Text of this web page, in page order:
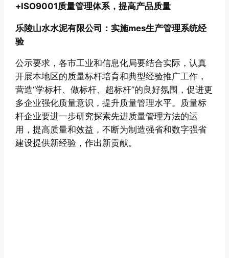
+ISO9001质量管理体系，提高产品质量
乐陵山水水泥有限公司：实施mes生产管理系统经
验
公示要求，各市工业和信息化局要结合实际，认真
开展本地区的质量标杆培育和典型经验推广工作，
营造“学标杆、做标杆、超标杆”的良好氛围，促进更
多企业强化质量意识，提升质量管理水平。质量标
杆企业要进一步研究探索先进质量管理方法的运
用，提高质量和效益，不断为制造强省和数字强省
建设提供新经验，作出新贡献。